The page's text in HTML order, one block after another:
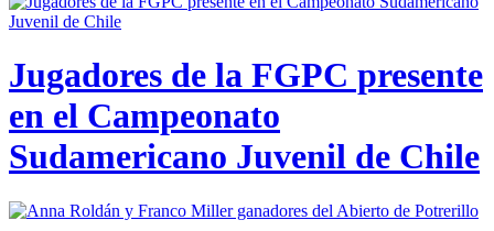
Jugadores de la FGPC presente
en el Campeonato
Sudamericano Juvenil de Chile